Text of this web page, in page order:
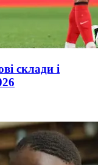
склади і